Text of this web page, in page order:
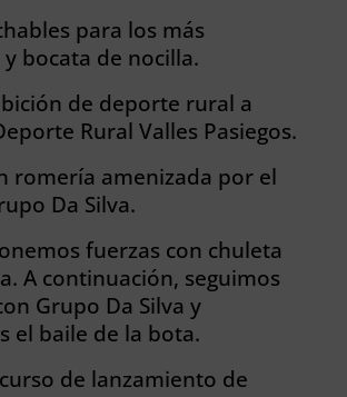
para los más
bocata de nocilla.
de deporte rural a
Rural Valles Pasiegos.
romería amenizada por el
Da Silva.
fuerzas con chuleta
A continuación, seguimos
Grupo Da Silva y
el baile de la bota.
de lanzamiento de